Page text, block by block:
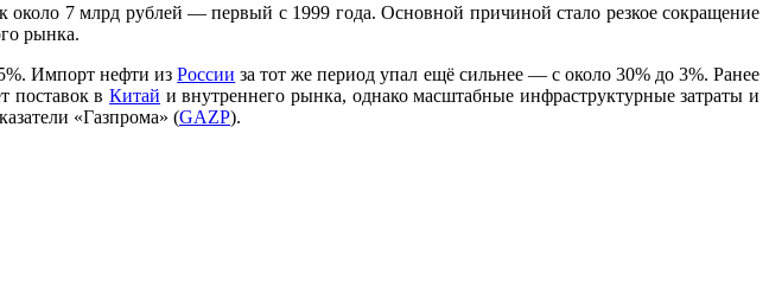
около 7 млрд рублей — первый с 1999 года. Основной причиной стало резкое сокращение
рынка.
Импорт нефти изРоссии за тот же период упал ещё сильнее — с около 30% до 3%. Ранее
поставок вКитай и внутреннего рынка, однако масштабные инфраструктурные затраты и
«Газпрома» (GAZP).